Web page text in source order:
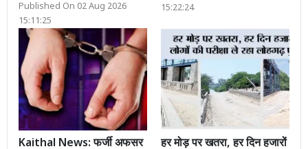
Published On 02 Aug 2026
15:11:25
15:22:24
Kaithal News: फर्जी अफसर
हर मोड़ पर खतरा, हर दिन हजारों